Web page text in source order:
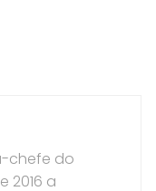
chefe do
2016 a